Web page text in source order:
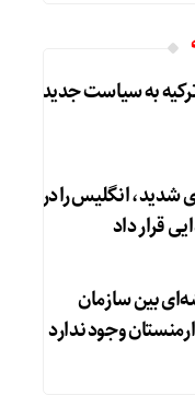
به سیاست جدید
انگلیس را در
قرار داد
بین سازمان
وجود ندارد